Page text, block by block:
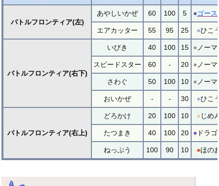
バトルフロンティア(左)
あやしいかぜ 60 100 5 ●ゴー
エアカッター 55 95 25 ●ひこ
バトルフロンティア(右下)
いびき 40 100 15 ● ノー
スピードスター 60 - 20 ● ノー
さわぐ 50 100 10 ● ノー
おいかぜ - - 30 ●ひこ
バトルフロンティア(右上)
どろかけ 20 100 10 ● じめ
たつまき 40 100 20 ● ドラ
ねっぷう 100 90 10 ●ほの